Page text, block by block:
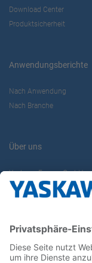
Download Center
Produktsicherheit
Anwendungsberichte
Nach Anwendung
Nach Branche
Über uns
Yaskawa Europe GmbH
Karriere
Newsletter